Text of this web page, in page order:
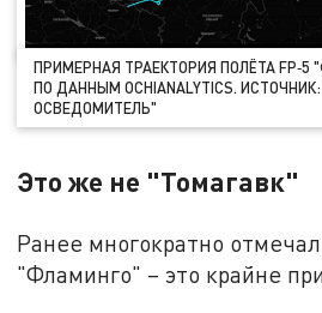
ПРИМЕРНАЯ ТРАЕКТОРИЯ ПОЛЁТА
ПО ДАННЫМ OCHIANALYTICS.
ОСВЕДОМИТЕЛЬ"
Это же не "Томагавк"
Ранее многократно
"Фламинго" – это крайне